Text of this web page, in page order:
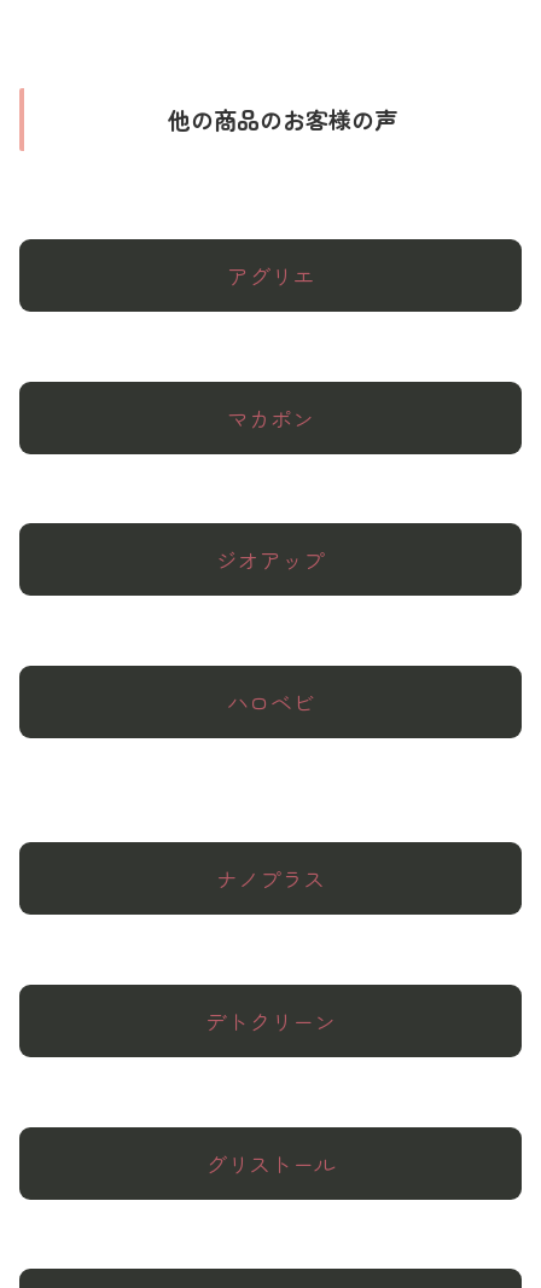
他の商品のお客様の声
アグリエ
マカポン
ジオアップ
ハロベビ
ナノプラス
デトクリーン
グリストール